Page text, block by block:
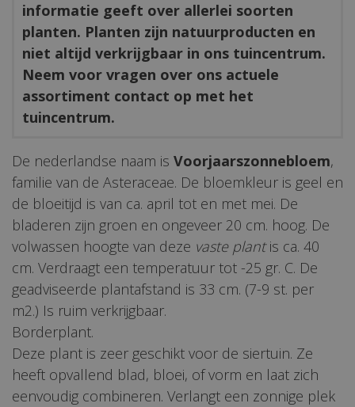
informatie geeft over allerlei soorten
planten. Planten zijn natuurproducten en
niet altijd verkrijgbaar in ons tuincentrum.
Neem voor vragen over ons actuele
assortiment contact op met het
tuincentrum.
De nederlandse naam is Voorjaarszonnebloem,
familie van de Asteraceae. De bloemkleur is geel en
de bloeitijd is van ca. april tot en met mei. De
bladeren zijn groen en ongeveer 20 cm. hoog. De
volwassen hoogte van deze vaste plantis ca. 40
cm. Verdraagt een temperatuur tot -25 gr. C. De
geadviseerde plantafstand is 33 cm. (7-9 st. per
m2.) Is ruim verkrijgbaar.
Borderplant.
Deze plant is zeer geschikt voor de siertuin. Ze
heeft opvallend blad, bloei, of vorm en laat zich
eenvoudig combineren. Verlangt een zonnige plek